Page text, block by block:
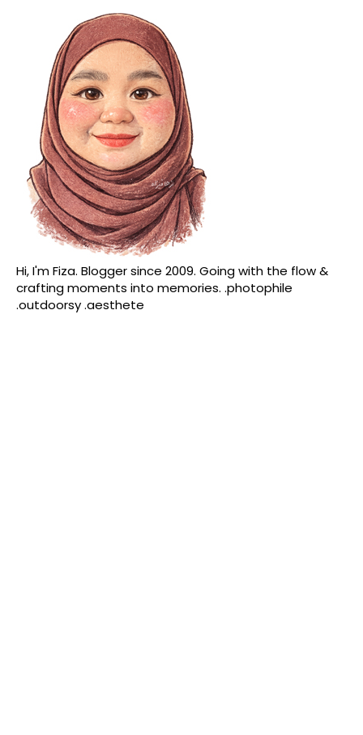
Hi, I'm Fiza. Blogger since 2009. Going with the flow &
crafting moments into memories. .photophile
.outdoorsy .aesthete